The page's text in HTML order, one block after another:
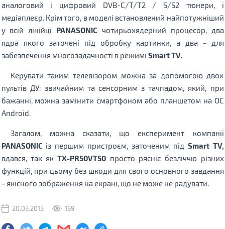
аналоговий і цифровий DVB-C/T/T2 / S/S2 тюнери, і
медіаплеєр. Крім того, в моделі встановлений найпотужніший
у всій лінійці PANASONIC чотирьохядерний процесор, два
ядра якого заточені під обробку картинки, а два - для
забезпечення многозадачноcті в режимі Smart TV.
Керувати таким телевізором можна за допомогою двох
пультів ДУ: звичайним та сенсорним з тачпадом, який, при
бажанні, можна замінити смартфоном або планшетом на ОС
Android.
Загалом, можна сказати, що експеримент компанії
PANASONICіз першим пристроєм, заточеним під Smart TV,
вдався, так якTX-PR50VT50 просто рясніє безліччю різних
функцій, при цьому без шкоди для свого основного завдання
- якісного зображення на екрані, що не може не радувати.
20.03.2013 169